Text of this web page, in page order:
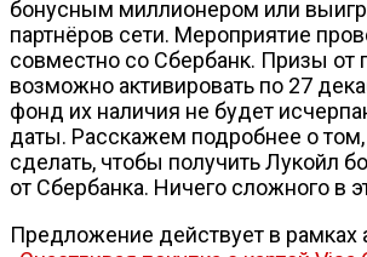
бонусным миллионером или
партнёров сети. Мероприятие
совместно со Сбербанк. Призы от
возможно активировать по 27
фонд их наличия не будет
даты. Расскажем подробнее о том,
сделать, чтобы получить Лукойл
от Сбербанка. Ничего сложного в
Предложение действует в рамках